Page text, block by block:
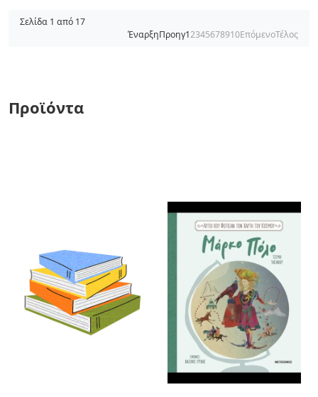
Σελίδα 1 από 17
ΈναρξηΠροηγ12345678910ΕπόμενοΤέλος
Προϊόντα